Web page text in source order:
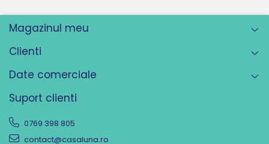
Magazinul meu
Clienti
Date comerciale
Suport clienti
0769 398 805
contact@casaluna.ro